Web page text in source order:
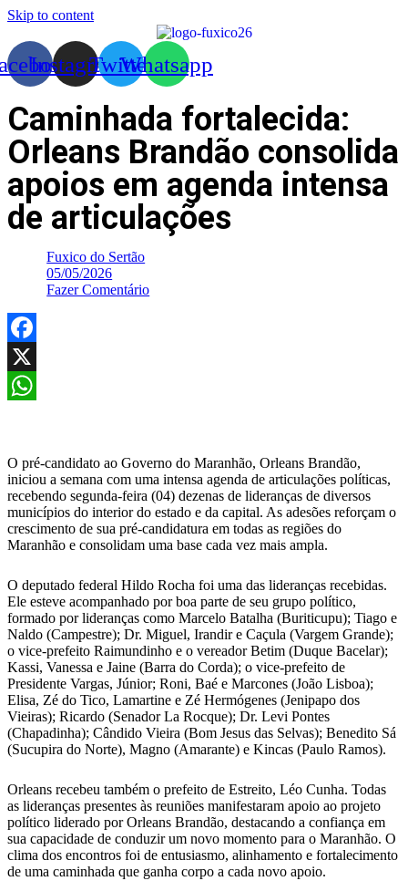
Skip to content
InstagramTwitterWhatsapp
Caminhada fortalecida:
Orleans Brandão consolida
apoios em agenda intensa
de articulações
Fuxico do Sertão
05/05/2026
Fazer Comentário
Facebook
X
O pré-candidato ao Governo do Maranhão, Orleans Brandão,
iniciou a semana com uma intensa agenda de articulações políticas,
recebendo segunda-feira (04) dezenas de lideranças de diversos
municípios do interior do estado e da capital. As adesões reforçam o
crescimento de sua pré-candidatura em todas as regiões do
Maranhão e consolidam uma base cada vez mais ampla.
O deputado federal Hildo Rocha foi uma das lideranças recebidas.
Ele esteve acompanhado por boa parte de seu grupo político,
formado por lideranças como Marcelo Batalha (Buriticupu); Tiago e
Naldo (Campestre); Dr. Miguel, Irandir e Caçula (Vargem Grande);
o vice-prefeito Raimundinho e o vereador Betim (Duque Bacelar);
Kassi, Vanessa e Jaine (Barra do Corda); o vice-prefeito de
Presidente Vargas, Júnior; Roni, Baé e Marcones (João Lisboa);
Elisa, Zé do Tico, Lamartine e Zé Hermógenes (Jenipapo dos
Vieiras); Ricardo (Senador La Rocque); Dr. Levi Pontes
(Chapadinha); Cândido Vieira (Bom Jesus das Selvas); Benedito Sá
(Sucupira do Norte), Magno (Amarante) e Kincas (Paulo Ramos).
Orleans recebeu também o prefeito de Estreito, Léo Cunha. Todas
as lideranças presentes às reuniões manifestaram apoio ao projeto
político liderado por Orleans Brandão, destacando a confiança em
sua capacidade de conduzir um novo momento para o Maranhão. O
clima dos encontros foi de entusiasmo, alinhamento e fortalecimento
de uma caminhada que ganha corpo a cada novo apoio.